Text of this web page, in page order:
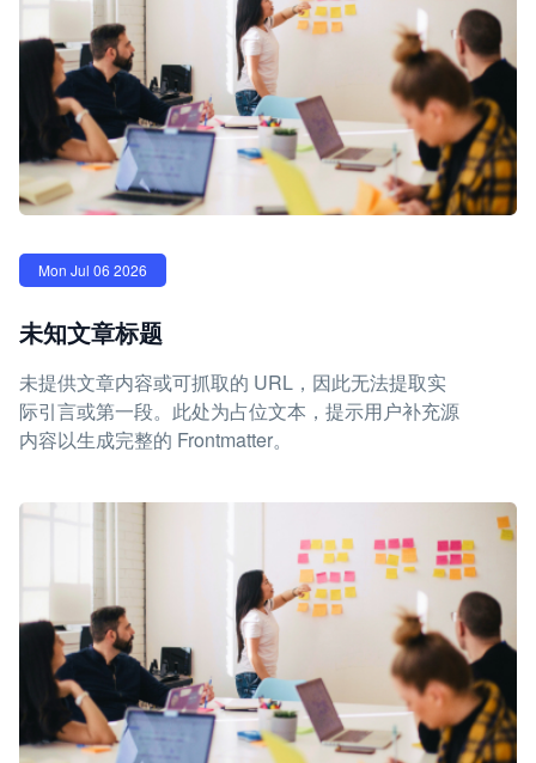
Mon Jul 06 2026
未知文章标题
未提供文章内容或可抓取的 URL，因此无法提取实
际引言或第一段。此处为占位文本，提示用户补充源
内容以生成完整的 Frontmatter。